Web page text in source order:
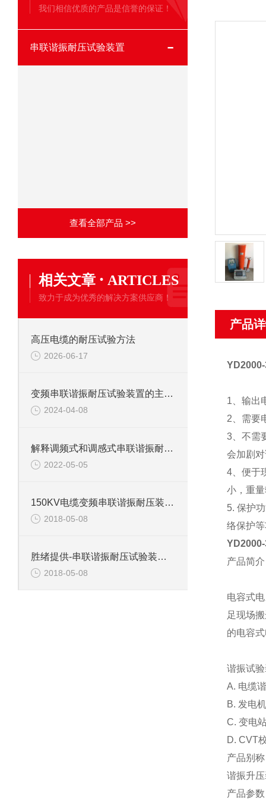
我们相信优质的产品是信誉的保证！
串联谐振耐压试验装置
查看全部产品 >>
相关文章 · ARTICLES
致力于成为优秀的解决方案供应商！
高压电缆的耐压试验方法
2026-06-17
变频串联谐振耐压试验装置的主要应用
2024-04-08
解释调频式和调感式串联谐振耐压试验装置有什么区别？
2022-05-05
150KV电缆变频串联谐振耐压装置介绍
2018-05-08
胜绪提供-串联谐振耐压试验装置主要功能
2018-05-08
产品
1、输出
2、需要
3、不需
会加剧
4、便于
小，重
5. 保护
络保护
产品简介
电容式
足现场
的电容
谐振试
A. 电缆
B. 发电
C. 变电
D. CVT
产品别称
谐振升
产品参数